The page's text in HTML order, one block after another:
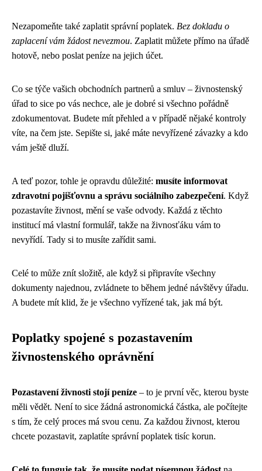
Nezapomeňte také zaplatit správní poplatek. Bez dokladu o
zaplacení vám žádost nevezmou. Zaplatit můžete přímo na úřadě
hotově, nebo poslat peníze na jejich účet.
Co se týče vašich obchodních partnerů a smluv – živnostenský
úřad to sice po vás nechce, ale je dobré si všechno pořádně
zdokumentovat. Budete mít přehled a v případě nějaké kontroly
víte, na čem jste. Sepište si, jaké máte nevyřízené závazky a kdo
vám ještě dluží.
A teď pozor, tohle je opravdu důležité: musíte informovat
zdravotní pojišťovnu a správu sociálního zabezpečení. Když
pozastavíte živnost, mění se vaše odvody. Každá z těchto
institucí má vlastní formulář, takže na živnosťáku vám to
nevyřídí. Tady si to musíte zařídit sami.
Celé to může znít složitě, ale když si připravíte všechny
dokumenty najednou, zvládnete to během jedné návštěvy úřadu.
A budete mít klid, že je všechno vyřízené tak, jak má být.
Poplatky spojené s pozastavením
živnostenského oprávnění
Pozastavení živnosti stojí peníze – to je první věc, kterou byste
měli vědět. Není to sice žádná astronomická částka, ale počítejte
s tím, že celý proces má svou cenu. Za každou živnost, kterou
chcete pozastavit, zaplatíte správní poplatek tisíc korun.